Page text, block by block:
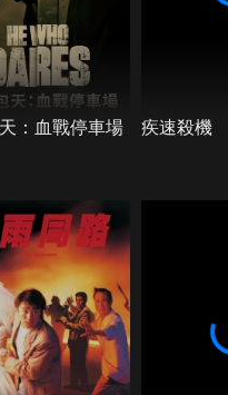
：血戰停車場 疾速殺機